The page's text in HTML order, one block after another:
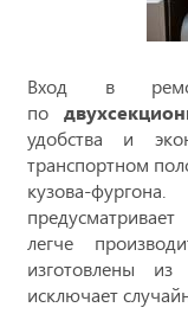
Вход в
по
удобства и
транспортном
кузова-
легче
изготовлены из
исключает